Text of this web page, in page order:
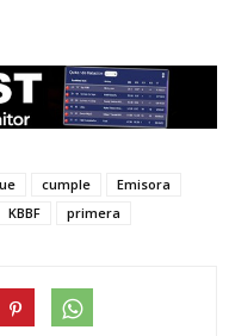
cumple
Emisora
KBBF primera